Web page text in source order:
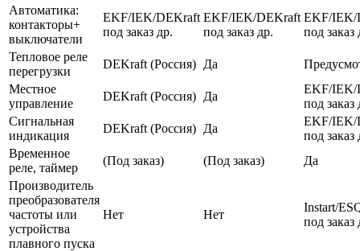
Автоматика:
контакторы+
выключатели
EKF/IEK/DEKraft
под заказ др.
EKF/IEK/DEKraft
под заказ др.
EKF/IEK/
под заказ
Тепловое реле
перегрузки
DEKraft (Россия) Да
Местное
управление
DEKraft (Россия) Да
EKF/IEK/
под заказ
Сигнальная
индикация
DEKraft (Россия) Да
EKF/IEK/
под заказ
Временное
реле, таймер
(Под заказ) (Под заказ)
Да
Производитель
преобразователя
частоты или
устройства
плавного пуска
Нет Нет
Instart/
под заказ